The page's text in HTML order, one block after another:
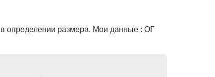
в определении размера. Мои данные : ОГ